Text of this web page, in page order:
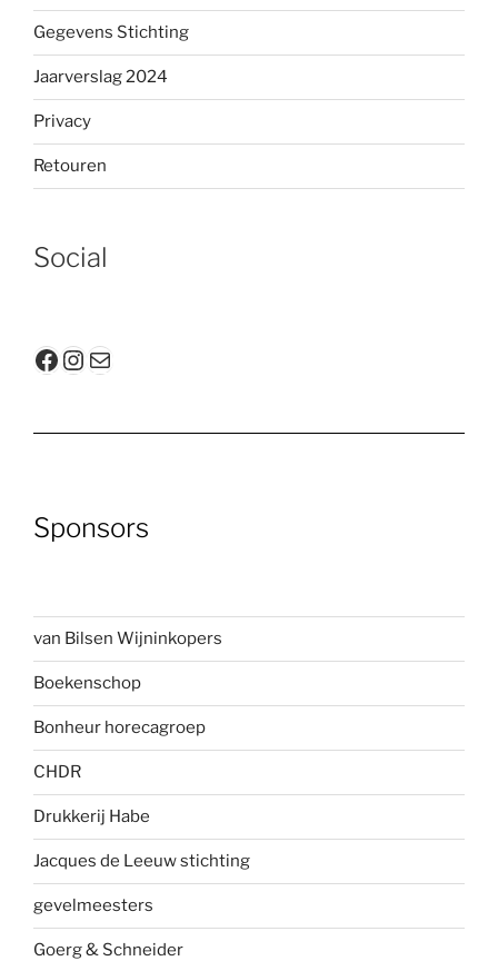
Gegevens Stichting
Jaarverslag 2024
Privacy
Retouren
Social
Facebook
Instagram
E-mail
Sponsors
van Bilsen Wijninkopers
Boekenschop
Bonheur horecagroep
CHDR
Drukkerij Habe
Jacques de Leeuw stichting
gevelmeesters
Goerg & Schneider